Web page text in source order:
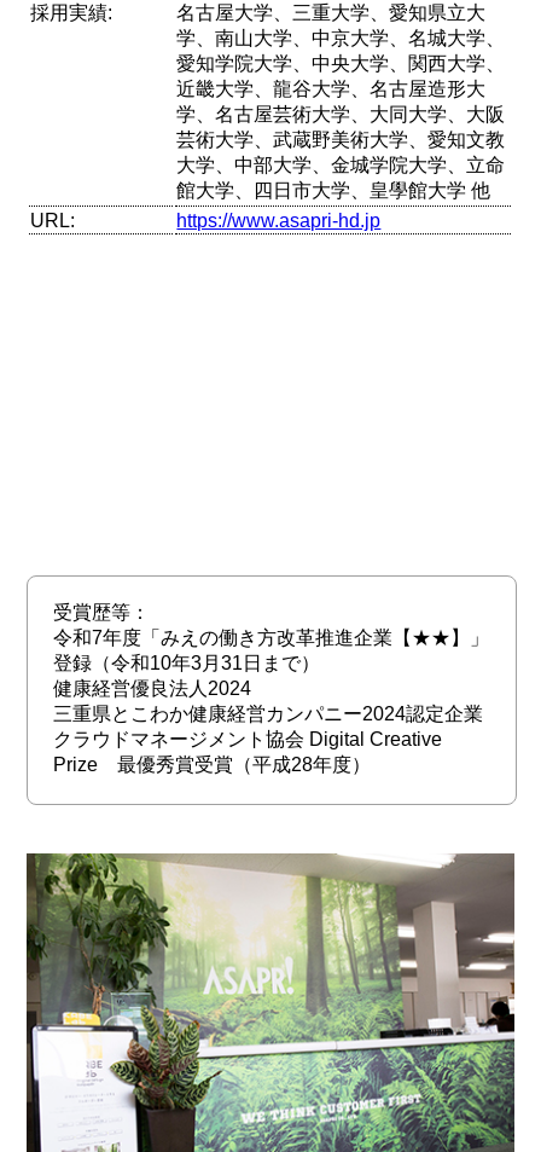
採用実績:
名古屋大学、三重大学、愛知県立大
学、南山大学、中京大学、名城大学、
愛知学院大学、中央大学、関西大学、
近畿大学、龍谷大学、名古屋造形大
学、名古屋芸術大学、大同大学、大阪
芸術大学、武蔵野美術大学、愛知文教
大学、中部大学、金城学院大学、立命
館大学、四日市大学、皇學館大学 他
URL:
https://www.asapri-hd.jp
受賞歴等：
令和7年度「みえの働き方改革推進企業【★★】」
登録（令和10年3月31日まで）
健康経営優良法人2024
三重県とこわか健康経営カンパニー2024認定企業
クラウドマネージメント協会 Digital Creative
Prize 最優秀賞受賞（平成28年度）